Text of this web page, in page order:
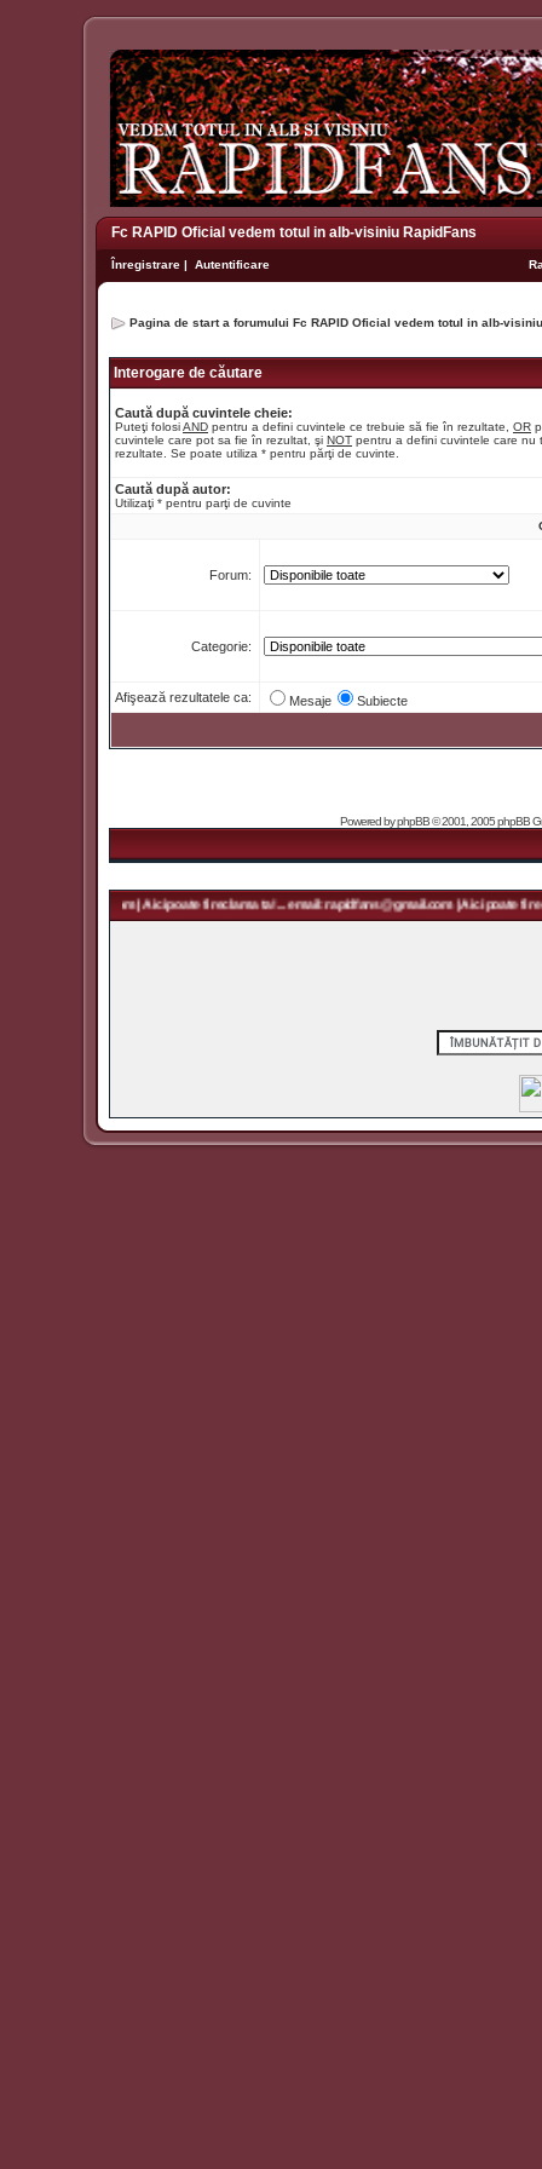
Fc RAPID Oficial vedem totul in alb-visiniu RapidFans
Înregistrare | Autentificare
Pagina de start a forumului Fc RAPID Oficial vedem totul in alb-
Interogare de căutare
Caută după cuvintele cheie:
Puteţi folosiAND pentru a defini cuvintele ce trebuie să fie în rezultate, OR
cuvintele care pot sa fie în rezultat, şi NOT pentru a defini cuvintele care nu
rezultate. Se poate utiliza * pentru părţi de cuvinte.
Caută după autor:
Utilizaţi * pentru parţi de cuvinte
Forum:
Categorie:
Afişează rezultatele ca: Mesaje Subiecte
Powered byphpBB© 2001, 2005 phpBB
| Aici poate fi reclama ta! ... email: rapidfans@gmail.com | Aici poate fi